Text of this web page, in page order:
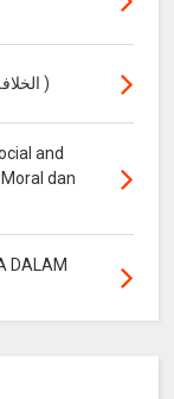
Perbedaan Imarah (الإمارة ) dan Khilafah (الخلافة )
and
dan
DALAM